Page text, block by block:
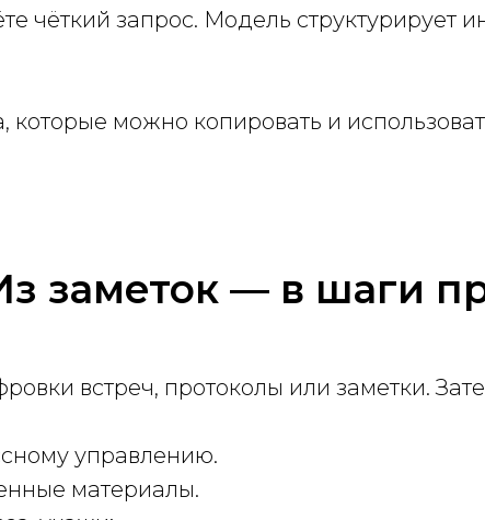
чёткий запрос. Модель структурирует
которые можно копировать и
заметок — в шаги
встреч, протоколы или заметки.
управлению.
материалы.